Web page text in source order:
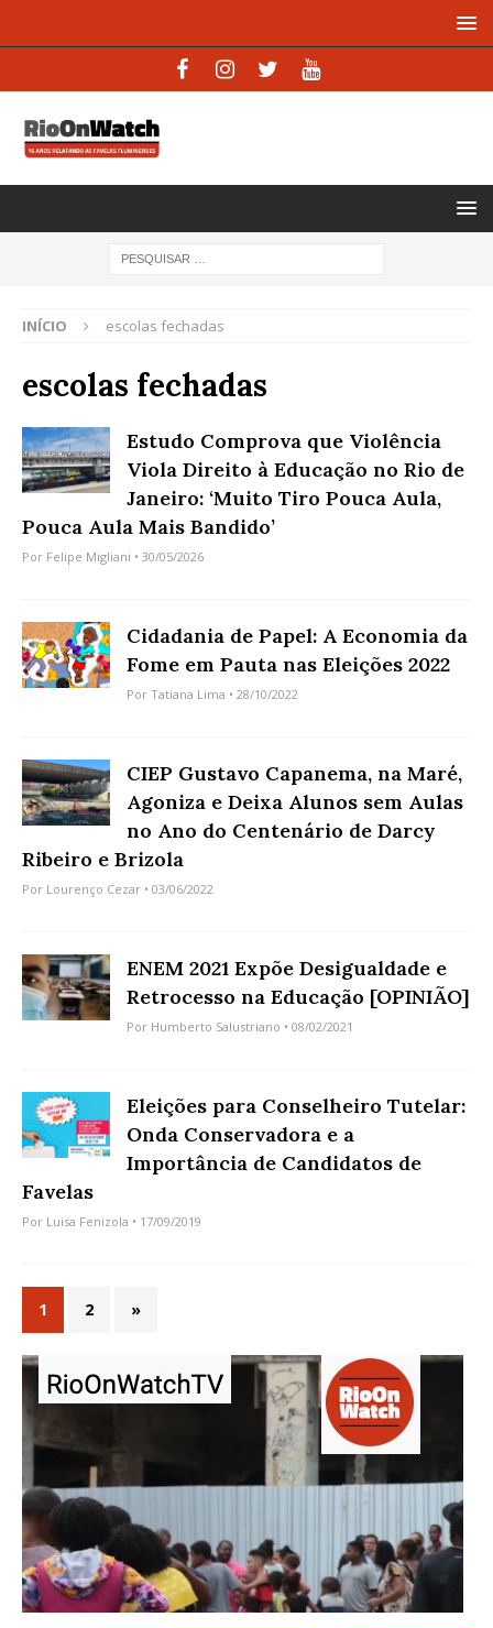
INÍCIO escolas fechadas
escolas fechadas
Estudo Comprova que Violência
Viola Direito à Educação no Rio de
Janeiro: ‘Muito Tiro Pouca Aula,
Pouca Aula Mais Bandido’
Por Felipe Migliani • 30/05/2026
Cidadania de Papel: A Economia da
Fome em Pauta nas Eleições 2022
Por Tatiana Lima • 28/10/2022
CIEP Gustavo Capanema, na Maré,
Agoniza e Deixa Alunos sem Aulas
no Ano do Centenário de Darcy
Ribeiro e Brizola
Por Lourenço Cezar • 03/06/2022
ENEM 2021 Expõe Desigualdade e
Retrocesso na Educação [OPINIÃO]
Por Humberto Salustriano • 08/02/2021
Eleições para Conselheiro Tutelar:
Onda Conservadora e a
Importância de Candidatos de
Favelas
Por Luisa Fenizola • 17/09/2019
1 2 »